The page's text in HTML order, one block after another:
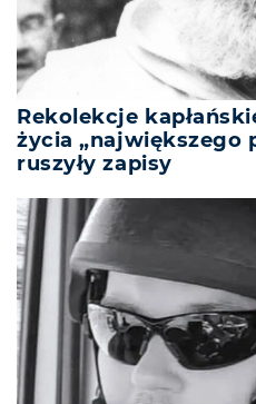
Rekolekcje
życia „największego
ruszyły zapisy